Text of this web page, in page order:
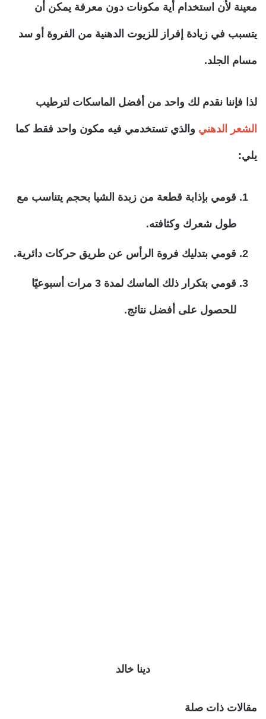
معينة لأن استخدام أية مكونات دون معرفة يمكن أن
يتسبب في زيادة إفراز للزيوت الدهنية من الفروة أو سد
مسام الجلد.
لذا فإننا نقدم لك واحد من أفضل الماسكات لترطيب
الشعر الدهني والذي تستخدمي فيه مكون واحد فقط كما
يلي:
قومي بإذابة قطعة من زبدة الشيا بحجم يتناسب مع
طول شعرك وكثافته.
قومي بتدليك فروة الرأس عن طريق حركات دائرية.
قومي بتكرار ذلك الماسك لمدة 3 مرات أسبوعيًا
للحصول على أفضل نتائج.
دينا خالد
مقالات ذات صلة